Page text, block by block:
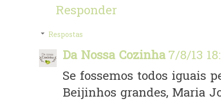
Responder
Respostas
Da Nossa Cozinha7/8/13
Se fossemos todos iguais
Beijinhos grandes, Maria